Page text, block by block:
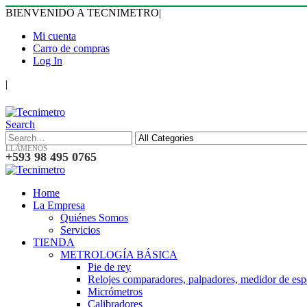
BIENVENIDO A TECNIMETRO|
Mi cuenta
Carro de compras
Log In
|
Search
LLÁMENOS
+593 98 495 0765
Home
La Empresa
Quiénes Somos
Servicios
TIENDA
METROLOGÍA BÁSICA
Pie de rey
Relojes comparadores, palpadores, medidor de
Micrómetros
Calibradores